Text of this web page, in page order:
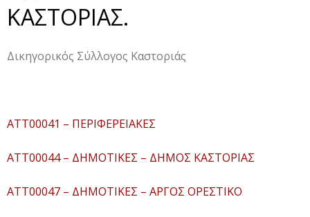
ΚΑΣΤΟΡΙΑΣ.
Δικηγορικός Σύλλογος Καστοριάς
ATT00041 – ΠΕΡΙΦΕΡΕΙΑΚΕΣ
ATT00044 – ΔΗΜΟΤΙΚΕΣ – ΔΗΜΟΣ ΚΑΣΤΟΡΙΑΣ
ATT00047 – ΔΗΜΟΤΙΚΕΣ – ΑΡΓΟΣ ΟΡΕΣΤΙΚΟ